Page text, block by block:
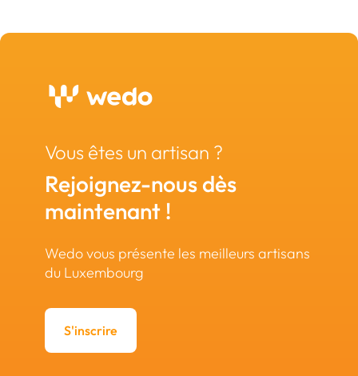
Vous êtes un artisan ?
Rejoignez-nous dès
maintenant !
Wedo vous présente les meilleurs artisans
du Luxembourg
S'inscrire